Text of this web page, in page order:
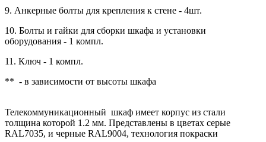
9. Анкерные болты для крепления к стене - 4шт.
10. Болты и гайки для сборки шкафа и установки
оборудования - 1 компл.
11. Ключ - 1 компл.
** - в зависимости от высоты шкафа
Телекоммуникационный шкаф имеет корпус из стали
толщина которой 1.2 мм. Представлены в цветах серые
RAL7035, и черные RAL9004, технология покраски